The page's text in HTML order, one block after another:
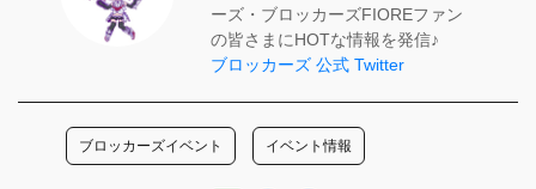
ーズ・ブロッカーズFIOREファン
の皆さまにHOTな情報を発信♪
ブロッカーズ 公式 Twitter
ブロッカーズイベント イベント情報